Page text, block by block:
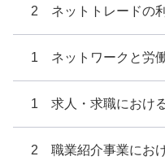
2 ネットトレードの
1 ネットワークと労
1 求人・求職におけ
2 職業紹介事業にお